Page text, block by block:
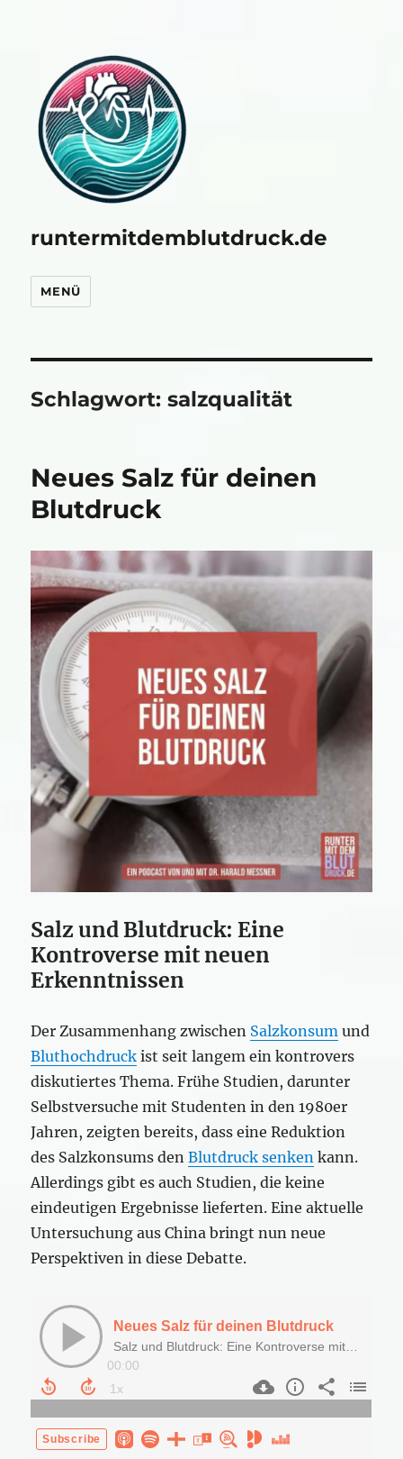
runtermitdemblutdruck.de
MENÜ
Schlagwort:salzqualität
Neues Salz für deinen
Blutdruck
Salz und Blutdruck: Eine
Kontroverse mit neuen
Erkenntnissen
Der Zusammenhang zwischen Salzkonsum und
Bluthochdruck ist seit langem ein kontrovers
diskutiertes Thema. Frühe Studien, darunter
Selbstversuche mit Studenten in den 1980er
Jahren, zeigten bereits, dass eine Reduktion
des Salzkonsums denBlutdruck senken kann.
Allerdings gibt es auch Studien, die keine
eindeutigen Ergebnisse lieferten. Eine aktuelle
Untersuchung aus China bringt nun neue
Perspektiven in diese Debatte.